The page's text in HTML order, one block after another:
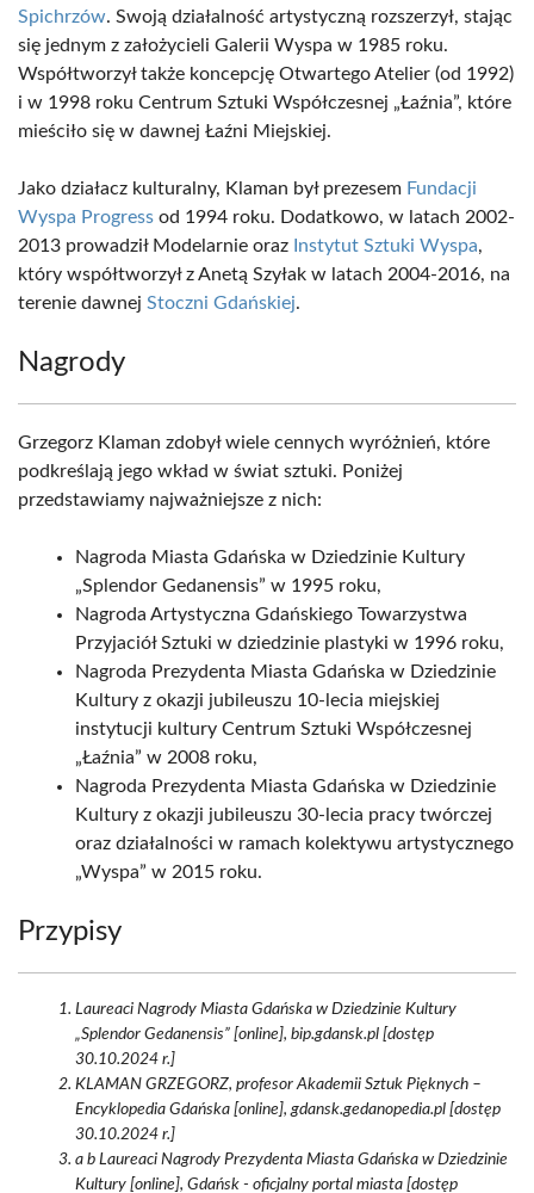
Spichrzów. Swoją działalność artystyczną rozszerzył, stając
się jednym z założycieli Galerii Wyspa w 1985 roku.
Współtworzył także koncepcję Otwartego Atelier (od 1992)
i w 1998 roku Centrum Sztuki Współczesnej „Łaźnia”, które
mieściło się w dawnej Łaźni Miejskiej.
Jako działacz kulturalny, Klaman był prezesem Fundacji
Wyspa Progress od 1994 roku. Dodatkowo, w latach 2002-
2013 prowadził Modelarnie oraz Instytut Sztuki Wyspa,
który współtworzył z Anetą Szyłak w latach 2004-2016, na
terenie dawnej Stoczni Gdańskiej.
Nagrody
Grzegorz Klaman zdobył wiele cennych wyróżnień, które
podkreślają jego wkład w świat sztuki. Poniżej
przedstawiamy najważniejsze z nich:
Nagroda Miasta Gdańska w Dziedzinie Kultury
„Splendor Gedanensis” w 1995 roku,
Nagroda Artystyczna Gdańskiego Towarzystwa
Przyjaciół Sztuki w dziedzinie plastyki w 1996 roku,
Nagroda Prezydenta Miasta Gdańska w Dziedzinie
Kultury z okazji jubileuszu 10-lecia miejskiej
instytucji kultury Centrum Sztuki Współczesnej
„Łaźnia” w 2008 roku,
Nagroda Prezydenta Miasta Gdańska w Dziedzinie
Kultury z okazji jubileuszu 30-lecia pracy twórczej
oraz działalności w ramach kolektywu artystycznego
„Wyspa” w 2015 roku.
Przypisy
Laureaci Nagrody Miasta Gdańska w Dziedzinie Kultury
„Splendor Gedanensis” [online], bip.gdansk.pl [dostęp
30.10.2024 r.]
KLAMAN GRZEGORZ, profesor Akademii Sztuk Pięknych –
Encyklopedia Gdańska [online], gdansk.gedanopedia.pl [dostęp
30.10.2024 r.]
a b Laureaci Nagrody Prezydenta Miasta Gdańska w Dziedzinie
Kultury [online], Gdańsk - oficjalny portal miasta [dostęp